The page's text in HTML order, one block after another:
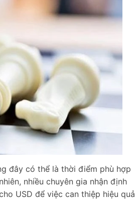
đây có thể là thời điểm phù hợp
nhiều chuyên gia nhận định
USD để việc can thiệp hiệu quả